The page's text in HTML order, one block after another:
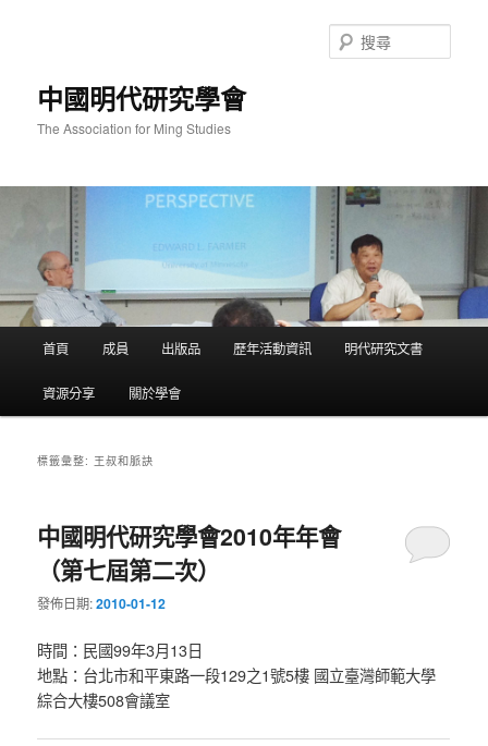
中國明代研究學會
The Association for Ming Studies
尋
首頁 成員 出版品 歷年活動資訊 明代研究文書
資源分享 關於學會
標籤彙整: 王叔和脈訣
中國明代研究學會2010年年會
（第七屆第二次）
發佈日期:2010-01-12
時間：民國99年3月13日
地點：台北市和平東路一段129之1號5樓 國立臺灣師範大學
綜合大樓508會議室